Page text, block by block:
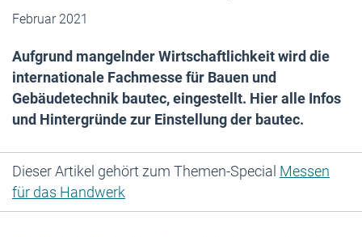
Februar 2021
Aufgrund mangelnder Wirtschaftlichkeit wird die
internationale Fachmesse für Bauen und
Gebäudetechnik bautec, eingestellt. Hier alle Infos
und Hintergründe zur Einstellung der bautec.
Dieser Artikel gehört zum Themen-Special Messen
für das Handwerk